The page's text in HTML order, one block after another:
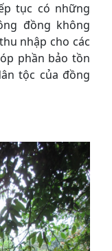
tục có những
đồng không
nhập cho các
phần bảo tồn
tộc của đồng